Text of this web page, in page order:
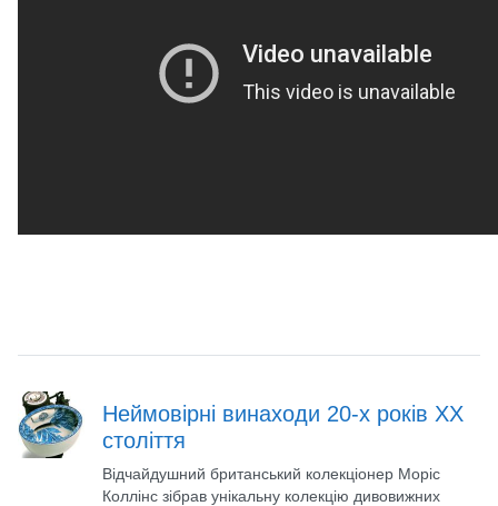
Неймовірні винаходи 20-х років ХХ
століття
Відчайдушний британський колекціонер Моріс
Коллінс зібрав унікальну колекцію дивовижних